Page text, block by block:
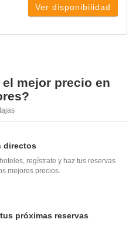
Ver disponibilidad
mejor precio en
directos
regístrate y haz tus reservas
mejores precios.
próximas reservas